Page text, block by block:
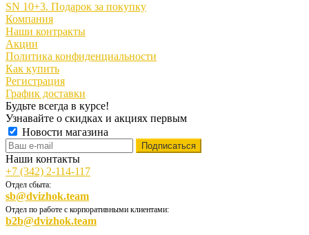
SN 10+3. Подарок за покупку
Компания
Наши контракты
Акции
Политика конфиденциальности
Как купить
Регистрация
График доставки
Будьте всегда в курсе!
Узнавайте о скидках и акциях первым
Новости магазина
Наши контакты
+7 (342) 2-114-117
Отдел сбыта:
sb@dvizhok.team
Отдел по работе с корпоративными клиентами:
b2b@dvizhok.team